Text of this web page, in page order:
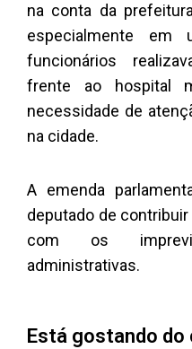
na conta da
especialmente
funcionários
frente ao hospital
necessidade de
na cidade.
A emenda
deputado de
com os
administrativas.
Está gostando do